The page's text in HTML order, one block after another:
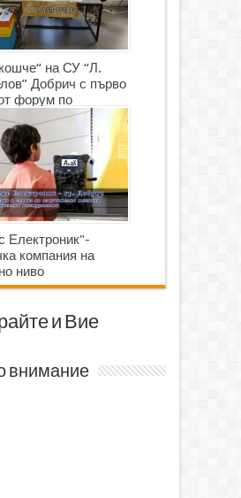
на СУ “Л.
Добрич с първо
форум по
Електроник"-
компания на
ниво
и Вие
внимание